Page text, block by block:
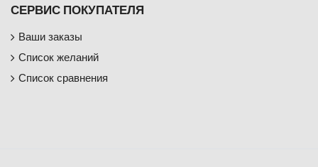
СЕРВИС ПОКУПАТЕЛЯ
Ваши заказы
Список желаний
Список сравнения